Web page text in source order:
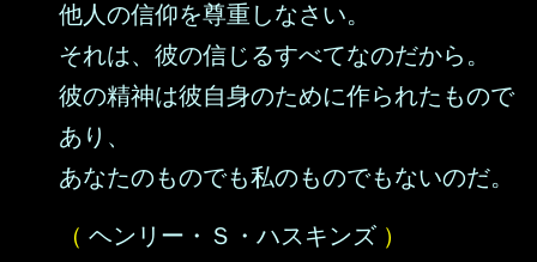
他人の信仰を尊重しなさい。
それは、彼の信じるすべてなのだから。
彼の精神は彼自身のために作られたもので
あり、
あなたのものでも私のものでもないのだ。
（ ヘンリー・Ｓ・ハスキンズ ）